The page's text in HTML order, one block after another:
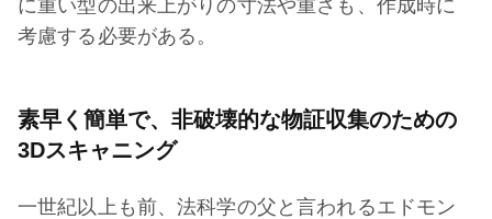
に重い型の出来上がりの寸法や重さも、作成時に
考慮する必要がある。
素早く簡単で、非破壊的な物証収集のための
3Dスキャニング
一世紀以上も前、法科学の父と言われるエドモン